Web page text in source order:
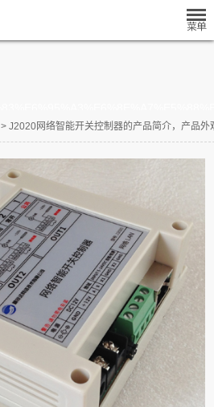
> J2020网络智能开关控制器的产品简介，产品外